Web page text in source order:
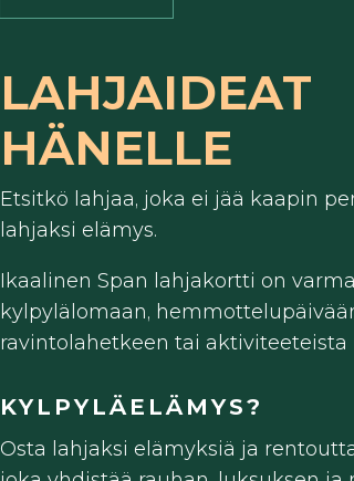
LAHJAIDEAT
HÄNELLE
Etsitkö lahjaa, joka ei jää kaapin
lahjaksi elämys.
Ikaalinen Span lahjakortti on
kylpylälomaan,
ravintolahetkeen tai aktiviteeteista
KYLPYLÄELÄMYS?
Osta lahjaksi elämyksiä ja